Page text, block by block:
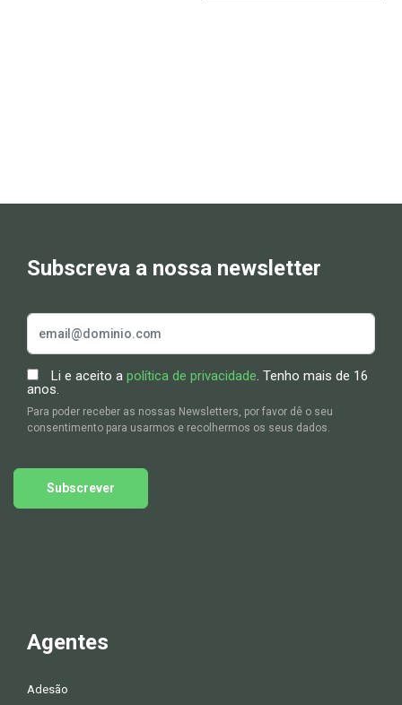
Subscreva a nossa newsletter
Li e aceito a política de privacidade. Tenho mais de 16
anos.
Para poder receber as nossas Newsletters, por favor dê o seu
consentimento para usarmos e recolhermos os seus dados.
Subscrever
Agentes
Adesão